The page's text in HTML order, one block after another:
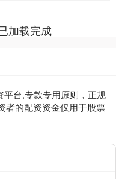
加载完成
台,专款专用原则，正规
者的配资资金仅用于股票